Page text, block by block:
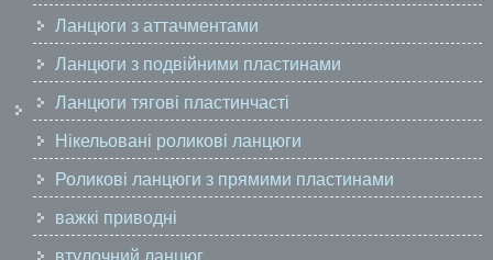
Ланцюги з аттачментами
Ланцюги з подвійними пластинами
Ланцюги тягові пластинчасті
Нікельовані роликові ланцюги
Роликові ланцюги з прямими пластинами
важкі приводні